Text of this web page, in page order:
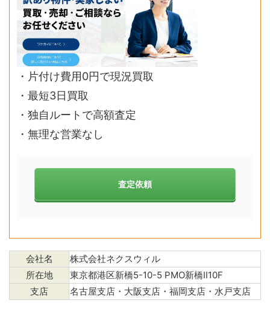
・片付け費用0円で現況買取
・最短3日買取
・独自ルートで高額査定
・無理な営業なし
査定依頼
会社名
株式会社ネクスウィル
所在地
東京都港区新橋5-10-5 PMO新橋Ⅱ10F
支店
名古屋支店・大阪支店・福岡支店・水戸支店